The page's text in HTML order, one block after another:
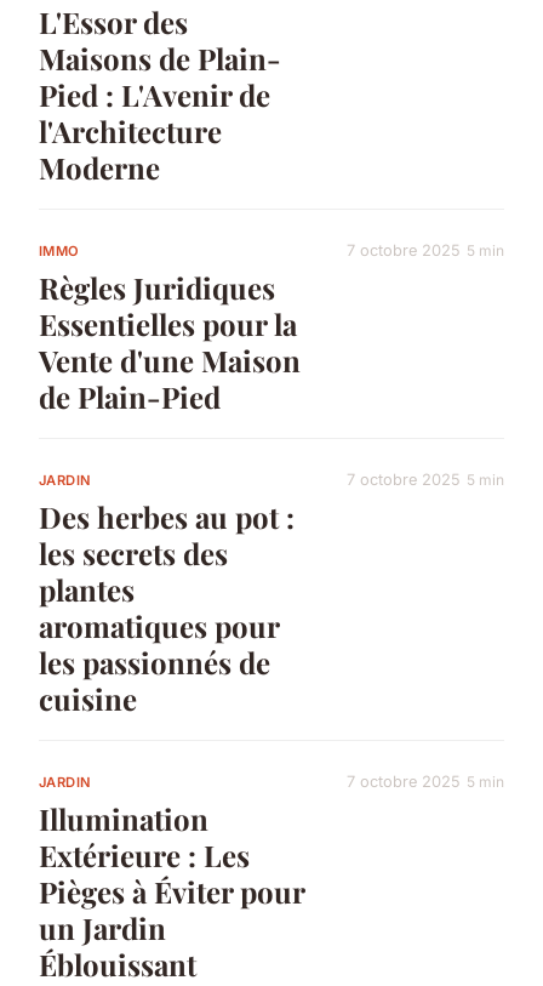
L'Essor des
Maisons de Plain-
Pied : L'Avenir de
l'Architecture
Moderne
IMMO
Règles Juridiques
Essentielles pour la
Vente d'une Maison
de Plain-Pied
7 octobre 2025 5 min
JARDIN
Des herbes au pot :
les secrets des
plantes
aromatiques pour
les passionnés de
cuisine
7 octobre 2025 5 min
JARDIN
Illumination
Extérieure : Les
Pièges à Éviter pour
un Jardin
Éblouissant
7 octobre 2025 5 min